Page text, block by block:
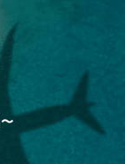
〜